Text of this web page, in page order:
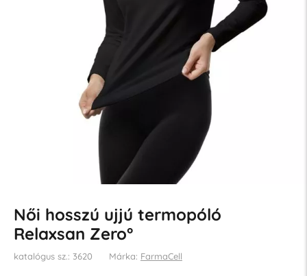
Női hosszú ujjú termopóló
Relaxsan Zero°
katalógus sz.: 3620 Márka: FarmaCell